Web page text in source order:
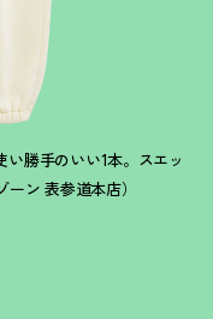
勝手のいい1本。スエッ
ン 表参道本店）